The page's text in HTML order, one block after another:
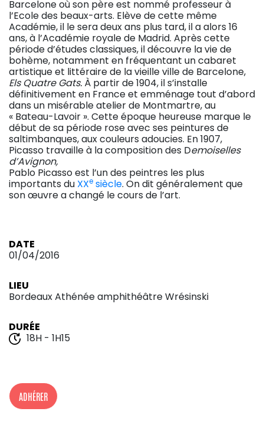
Barcelone où son père est nommé professeur à
l’Ecole des beaux-arts. Elève de cette même
Académie, il le sera deux ans plus tard, il a alors 16
ans, à l’Académie royale de Madrid. Après cette
période d’études classiques, il découvre la vie de
bohème, notamment en fréquentant un cabaret
artistique et littéraire de la vieille ville de Barcelone,
Els Quatre Gats. À partir de 1904, il s’installe
définitivement en France et emménage tout d’abord
dans un misérable atelier de Montmartre, au
« Bateau-Lavoir ». Cette époque heureuse marque le
début de sa période rose avec ses peintures de
saltimbanques, aux couleurs adoucies. En 1907,
Picasso travaille à la composition des Demoiselles
d’Avignon,
Pablo Picasso est l’un des peintres les plus
importants du XXe siècle. On dit généralement que
son œuvre a changé le cours de l’art.
DATE
01/04/2016
LIEU
Bordeaux Athénée amphithéâtre Wrésinski
DURÉE
18H - 1H15
ADHÉRER